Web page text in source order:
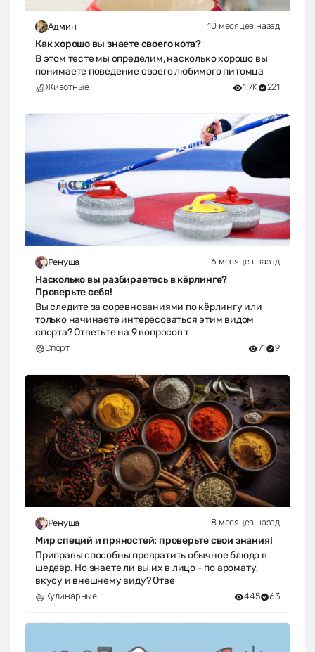
Админ 10 месяцев назад
Как хорошо вы знаете своего кота?
В этом тесте мы определим, насколько хорошо вы
понимаете поведение своего любимого питомца
Животные 1.7K 221
Ренуша 6 месяцев назад
Насколько вы разбираетесь в кёрлинге?
Проверьте себя!
Вы следите за соревнованиями по кёрлингу или
только начинаете интересоваться этим видом
спорта? Ответьте на 9 вопросов т
Спорт 71 9
Ренуша 8 месяцев назад
Мир специй и пряностей: проверьте свои знания!
Приправы способны превратить обычное блюдо в
шедевр. Но знаете ли вы их в лицо - по аромату,
вкусу и внешнему виду? Отве
Кулинарные 445 63